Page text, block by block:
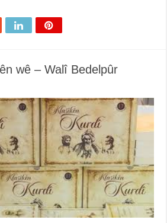
wê – Walî Bedelpûr